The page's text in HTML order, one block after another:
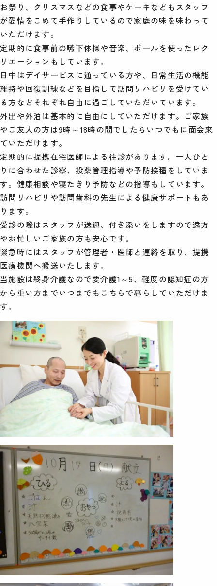
お祭り、クリスマスなどの食事やケーキなどもスタッフ
が愛情をこめて手作りしているので家庭の味を味わって
いただけます。
定期的に食事前の嚥下体操や音楽、ボールを使ったレク
リエーションもしています。
日中はデイサービスに通っている方や、日常生活の機能
維持や回復訓練などを目指して訪問リハビリを受けてい
る方などそれぞれ自由に過ごしていただいています。
外出や外泊は基本的に自由にしていただけます。ご家族
やご友人の方は9時～18時の間でしたらいつでもに面会来
ていただけます。
定期的に提携在宅医師による往診があります。一人ひと
りに合わせた診察、投薬管理指導や予防接種をしていま
す。健康相談や寝たきり予防などの指導もしています。
訪問リハビリや訪問歯科の先生による健康サポートもあ
ります。
受診の際はスタッフが送迎、付き添いをしますので遠方
やお忙しいご家族の方も安心です。
緊急時にはスタッフが管理者・医師と連絡を取り、提携
医療機関へ搬送いたします。
当施設は終身介護なので要介護1～5、軽度の認知症の方
から重い方までいつまでもこちらで暮らしていただけま
す。